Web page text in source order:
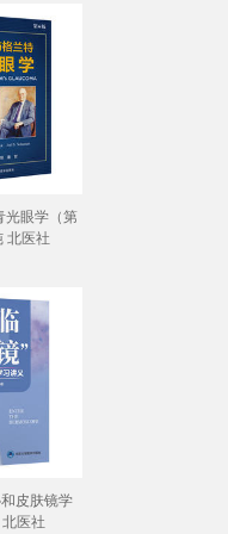
光眼学（第
北医社
皮肤镜学
医社